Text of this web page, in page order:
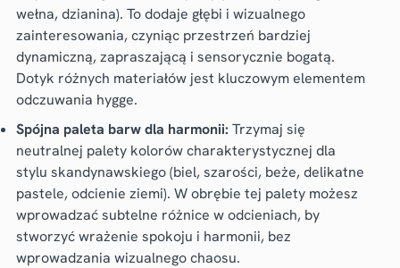
wełna, dzianina). To dodaje głębi i wizualnego
zainteresowania, czyniąc przestrzeń bardziej
dynamiczną, zapraszającą i sensorycznie bogatą.
Dotyk różnych materiałów jest kluczowym elementem
odczuwania hygge.
Spójna paleta barw dla harmonii: Trzymaj się
neutralnej palety kolorów charakterystycznej dla
stylu skandynawskiego (biel, szarości, beże, delikatne
pastele, odcienie ziemi). W obrębie tej palety możesz
wprowadzać subtelne różnice w odcieniach, by
stworzyć wrażenie spokoju i harmonii, bez
wprowadzania wizualnego chaosu.